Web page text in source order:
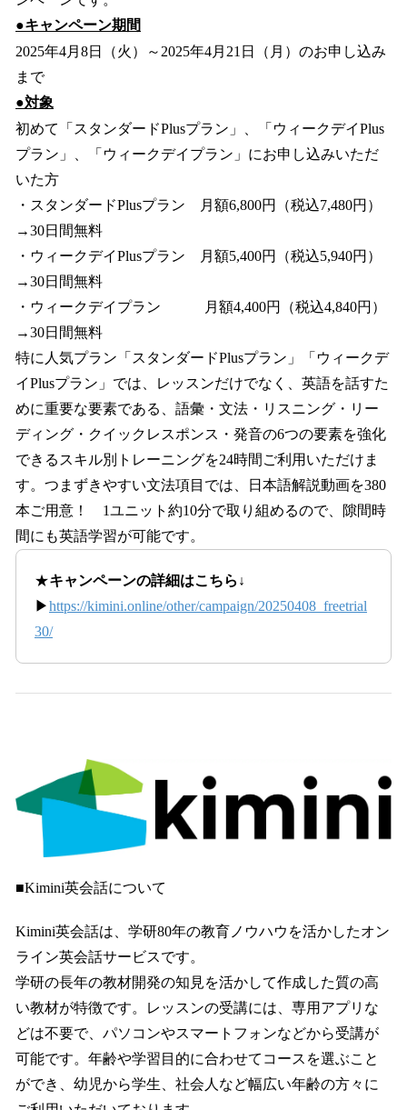
●キャンペーン期間
2025年4月8日（火）～2025年4月21日（月）のお申し込み
まで
●対象
初めて「スタンダードPlusプラン」、「ウィークデイPlus
プラン」、「ウィークデイプラン」にお申し込みいただ
いた方
・スタンダードPlusプラン 月額6,800円（税込7,480円）
→30日間無料
・ウィークデイPlusプラン 月額5,400円（税込5,940円）
→30日間無料
・ウィークデイプラン 月額4,400円（税込4,840円）
→30日間無料
特に人気プラン「スタンダードPlusプラン」「ウィークデ
イPlusプラン」では、レッスンだけでなく、英語を話すた
めに重要な要素である、語彙・文法・リスニング・リー
ディング・クイックレスポンス・発音の6つの要素を強化
できるスキル別トレーニングを24時間ご利用いただけま
す。つまずきやすい文法項目では、日本語解説動画を380
本ご用意！ 1ユニット約10分で取り組めるので、隙間時
間にも英語学習が可能です。
★キャンペーンの詳細はこちら↓
▶https://kimini.online/other/campaign/20250408_freetrial
30/
■Kimini英会話について
Kimini英会話は、学研80年の教育ノウハウを活かしたオン
ライン英会話サービスです。
学研の長年の教材開発の知見を活かして作成した質の高
い教材が特徴です。レッスンの受講には、専用アプリな
どは不要で、パソコンやスマートフォンなどから受講が
可能です。年齢や学習目的に合わせてコースを選ぶこと
ができ、幼児から学生、社会人など幅広い年齢の方々に